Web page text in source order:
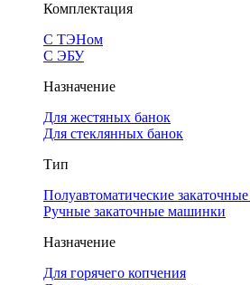
Комплектация
С ТЭНом
С ЭБУ
Назначение
Для жестяных банок
Для стеклянных банок
Тип
Полуавтоматические
Ручные закаточные машинки
Назначение
Для горячего копчения